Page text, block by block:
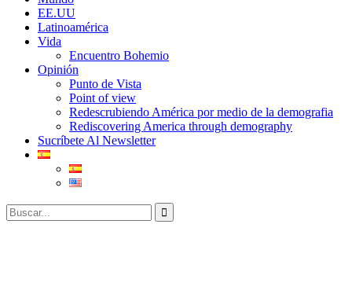
EE.UU
Latinoamérica
Vida
Encuentro Bohemio
Opinión
Punto de Vista
Point of view
Redescrubiendo América por medio de la demografia
Rediscovering America through demography
Sucríbete Al Newsletter